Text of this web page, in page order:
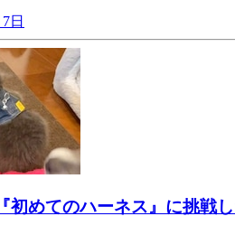
日
初めてのハーネス』に挑戦